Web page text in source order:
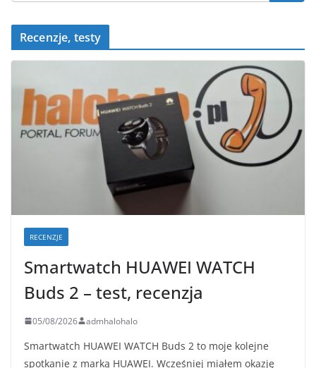
Recenzje, testy
RECENZJE
Smartwatch HUAWEI WATCH
Buds 2 – test, recenzja
05/08/2026 admhalohalo
Smartwatch HUAWEI WATCH Buds 2 to moje kolejne
spotkanie z marką HUAWEI. Wcześniej miałem okazję